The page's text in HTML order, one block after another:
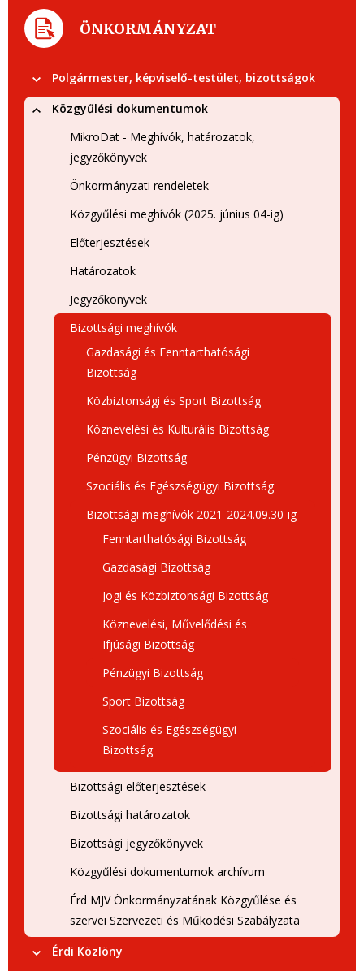
ÖNKORMÁNYZAT
Polgármester, képviselő-testület, bizottságok
Közgyűlési dokumentumok
MikroDat - Meghívók, határozatok,
jegyzőkönyvek
Önkormányzati rendeletek
Közgyűlési meghívók (2025. június 04-ig)
Előterjesztések
Határozatok
Jegyzőkönyvek
Bizottsági meghívók
Gazdasági és Fenntarthatósági
Bizottság
Közbiztonsági és Sport Bizottság
Köznevelési és Kulturális Bizottság
Pénzügyi Bizottság
Szociális és Egészségügyi Bizottság
Bizottsági meghívók 2021-2024.09.30-ig
Fenntarthatósági Bizottság
Gazdasági Bizottság
Jogi és Közbiztonsági Bizottság
Köznevelési, Művelődési és
Ifjúsági Bizottság
Pénzügyi Bizottság
Sport Bizottság
Szociális és Egészségügyi
Bizottság
Bizottsági előterjesztések
Bizottsági határozatok
Bizottsági jegyzőkönyvek
Közgyűlési dokumentumok archívum
Érd MJV Önkormányzatának Közgyűlése és
szervei Szervezeti és Működési Szabályzata
Érdi Közlöny